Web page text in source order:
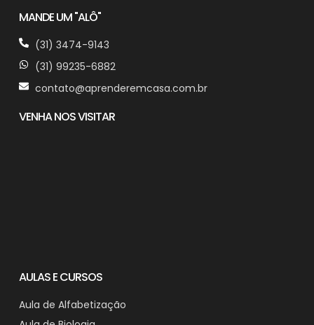
MANDE UM "ALÔ"
(31) 3474-9143
(31) 99235-6882
contato@aprenderemcasa.com.br
VENHA NOS VISITAR
AULAS E CURSOS
Aula de Alfabetização